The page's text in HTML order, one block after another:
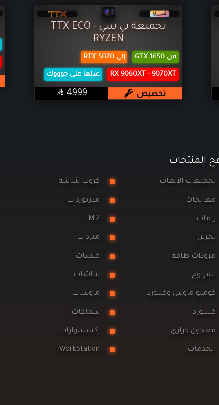
تجميعة بي سي TTX ECO -
RYZEN
من GTX 1650 إلى RTX 5070
RX 9060XT - 9070XT عدلها على جوووك
تخصيص  SAR
4999
المنتجات
الألعاب كروت شاشة
مذربوردات
M.2
مبردات
طاقة كيسات
شاشات
ماوس وكيبورد ماوسات
سماعات
حراري إكسسوارات
WorkStation